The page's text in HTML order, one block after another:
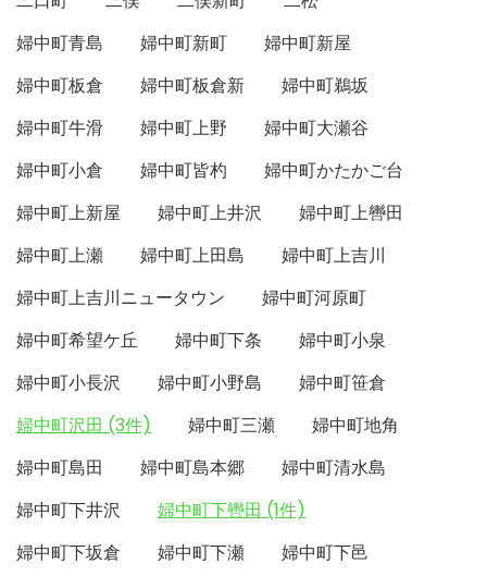
婦中町青島
婦中町新町
婦中町新屋
婦中町板倉
婦中町板倉新
婦中町鵜坂
婦中町牛滑
婦中町上野
婦中町大瀬谷
婦中町小倉
婦中町皆杓
婦中町かたかご台
婦中町上新屋
婦中町上井沢
婦中町上轡田
婦中町上瀬
婦中町上田島
婦中町上吉川
婦中町上吉川ニュータウン
婦中町河原町
婦中町希望ケ丘
婦中町下条
婦中町小泉
婦中町小長沢
婦中町小野島
婦中町笹倉
婦中町沢田 (3件)
婦中町三瀬
婦中町地角
婦中町島田
婦中町島本郷
婦中町清水島
婦中町下井沢
婦中町下轡田 (1件)
婦中町下坂倉
婦中町下瀬
婦中町下邑